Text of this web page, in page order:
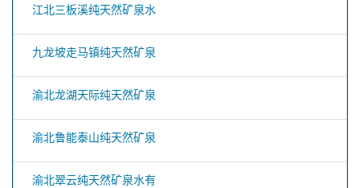
江北三板溪纯天然矿泉水
九龙坡走马镇纯天然矿泉
渝北龙湖天际纯天然矿泉
渝北鲁能泰山纯天然矿泉
渝北翠云纯天然矿泉水有